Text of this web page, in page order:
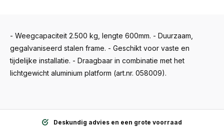
- Weegcapaciteit 2.500 kg, lengte 600mm. - Duurzaam,
gegalvaniseerd stalen frame. - Geschikt voor vaste en
tijdelijke installatie. - Draagbaar in combinatie met het
lichtgewicht aluminium platform (art.nr. 058009).
Deskundig advies en een grote voorraad